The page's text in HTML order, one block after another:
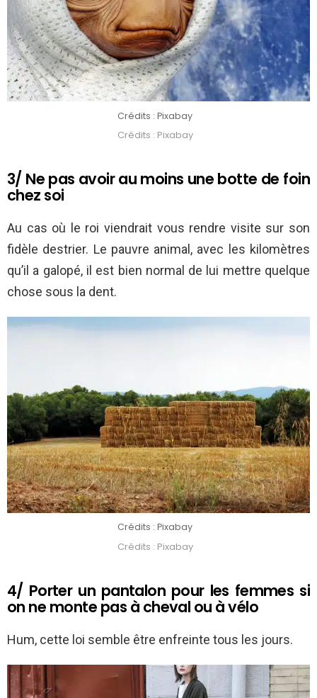
Crédits : Pixabay
Crédits : Pixabay
3/ Ne pas avoir au moins une botte de foin
chez soi
Au cas où le roi viendrait vous rendre visite sur son
fidèle destrier. Le pauvre animal, avec les kilomètres
qu’il a galopé, il est bien normal de lui mettre quelque
chose sous la dent.
Crédits : Pixabay
Crédits : Pixabay
4/ Porter un pantalon pour les femmes si
on ne monte pas à cheval ou à vélo
Hum, cette loi semble être enfreinte tous les jours.